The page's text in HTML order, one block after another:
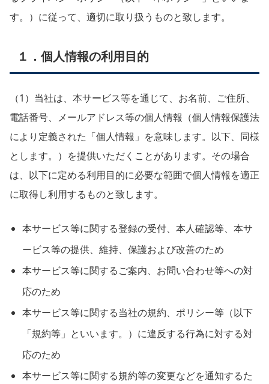
す。）に従って、適切に取り扱うものと致します。
１．個人情報の利用目的
（1）当社は、本サービス等を通じて、お名前、ご住所、
電話番号、メールアドレス等の個人情報（個人情報保護法
により定義された「個人情報」を意味します。以下、同様
とします。）を提供いただくことがあります。その場合
は、以下に定める利用目的に必要な範囲で個人情報を適正
に取得し利用するものと致します。
本サービス等に関する登録の受付、本人確認等、本サ
ービス等の提供、維持、保護および改善のため
本サービス等に関するご案内、お問い合わせ等への対
応のため
本サービス等に関する当社の規約、ポリシー等（以下
「規約等」といいます。）に違反する行為に対する対
応のため
本サービス等に関する規約等の変更などを通知するた